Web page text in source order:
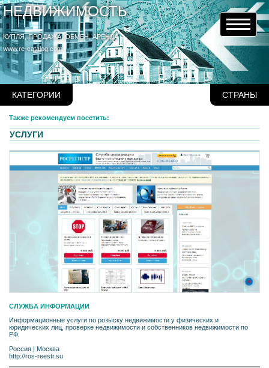
НЕДВИЖИМОСТЬ
КУПЛЯ, ПРОДАЖА, ОБМЕН, АРЕНДА
www.re-catalog.com
КАТЕГОРИИ СТРАНЫ
Также рекомендуем посетить:
УСЛУГИ
СЛУЖБА ИНФОРМАЦИИ
Информационные услуги по розыску недвижимости у физических и
юридических лиц, проверке недвижимости и собственников недвижимости по
РФ.
Россия
Москва
http://ros-reestr.su